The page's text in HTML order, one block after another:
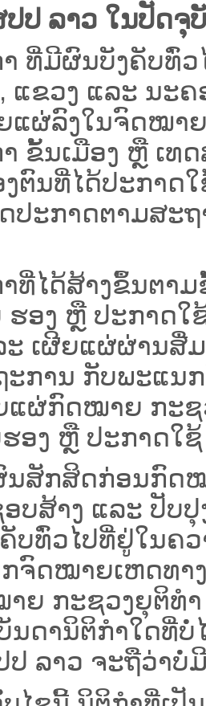
ປ ລາວ ໃນປັດ
ທີ່ມີຜົນບັງຄັບທົ່ວ
ແຂວງ ແລະ ນ
ແຜ່ລົງໃນຈົດໝາ
ຂັ້ນເມືອງ ຫຼື ເທ
ງຕົນທີ່ໄດ້ປະກາ
ປະກາດຕາມສະ
ທີ່ໄດ້ສ້າງຂຶ້ນຕາ
ອງ ຫຼື ປະກາດໃ
ເຜີຍແຜ່ຜ່ານສື່
ະການ ກັບ​ພະແນ
ແຜ່ກົດໝາຍ ກະ
ອງ ຫຼື ປະກາດໃຊ້
ສັກ​ສິດ​ກ່ອນ​ກົດ​ໝ
ບ​ສ້າງ ແລະ ປັບ​
ບທົ່ວໄປທີ່ຢູ່ໃນຄ
ຈົດ​ໝາຍ​ເຫດ​ທາ
ຍ ກະຊວງຍຸຕິທໍ
ນ​ດາ​ນິ​ຕິ​ກຳ​ໃດ​ທີ່
ປ ລາວ ​ຈະຖື​ວ່າ